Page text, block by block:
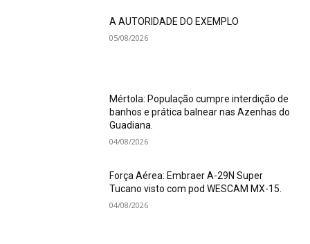
A AUTORIDADE DO EXEMPLO
05/08/2026
Mértola: População cumpre interdição de
banhos e prática balnear nas Azenhas do
Guadiana.
04/08/2026
Força Aérea: Embraer A-29N Super
Tucano visto com pod WESCAM MX-15.
04/08/2026